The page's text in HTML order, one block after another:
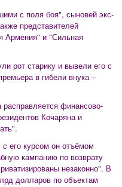
с поля боя", сыновей экс-
представителей
Армения" и "Сильная
рот старику и вывели его с
в гибели внука –
финансово-
Кочаряна и
его курсом он отъёмом
кампанию по возврату
незаконно". В
долларов по объектам